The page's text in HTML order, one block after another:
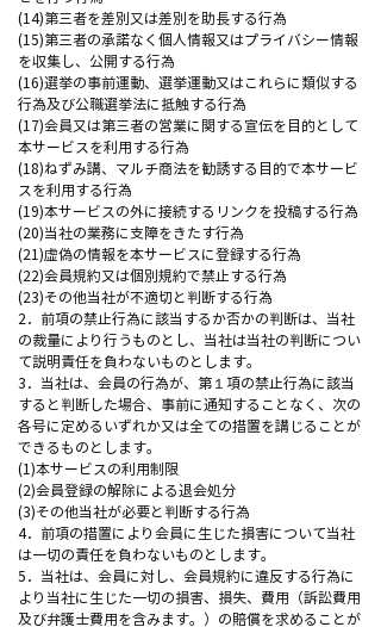
(14)第三者を差別又は差別を助長する行為
(15)第三者の承諾なく個人情報又はプライバシー情報
を収集し、公開する行為
(16)選挙の事前運動、選挙運動又はこれらに類似する
行為及び公職選挙法に抵触する行為
(17)会員又は第三者の営業に関する宣伝を目的として
本サービスを利用する行為
(18)ねずみ講、マルチ商法を勧誘する目的で本サービ
スを利用する行為
(19)本サービスの外に接続するリンクを投稿する行為
(20)当社の業務に支障をきたす行為
(21)虚偽の情報を本サービスに登録する行為
(22)会員規約又は個別規約で禁止する行為
(23)その他当社が不適切と判断する行為
2．前項の禁止行為に該当するか否かの判断は、当社
の裁量により行うものとし、当社は当社の判断につい
て説明責任を負わないものとします。
3．当社は、会員の行為が、第１項の禁止行為に該当
すると判断した場合、事前に通知することなく、次の
各号に定めるいずれか又は全ての措置を講じることが
できるものとします。
(1)本サービスの利用制限
(2)会員登録の解除による退会処分
(3)その他当社が必要と判断する行為
4．前項の措置により会員に生じた損害について当社
は一切の責任を負わないものとします。
5．当社は、会員に対し、会員規約に違反する行為に
より当社に生じた一切の損害、損失、費用（訴訟費用
及び弁護士費用を含みます。）の賠償を求めることが